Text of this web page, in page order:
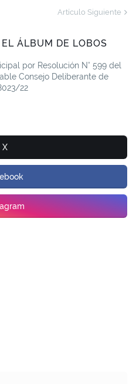
Artículo Siguiente
ÁLBUM DE LOBOS
por Resolución N° 599 del
Consejo Deliberante de
22
X